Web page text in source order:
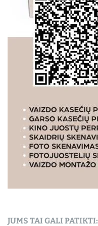
JUMS TAI GALI PATIKTI: